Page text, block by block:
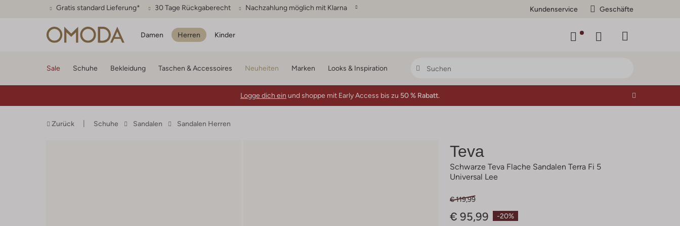
Gratis standard Lieferung* 30 Tage Rückgaberecht Nachzahlung möglich mit Klarna Kundenservice Geschäfte
Damen Herren Kinder
Sale Schuhe Bekleidung Taschen & Accessoires Neuheiten Marken Looks & Inspiration
Logge dich ein und shoppe mit Early Access bis zu 50 % Rabatt.
Zurück Schuhe Sandalen Sandalen Herren
Teva
Schwarze Teva Flache Sandalen Terra Fi 5
Universal Lee
-20%
€ 119,99
€ 95,99